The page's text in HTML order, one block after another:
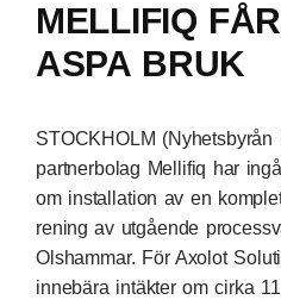
MELLIFIQ
ASPA BRUK
STOCKHOLM
partnerbolag Mellifiq har
om installation av en
rening av utgående
Olshammar. För Axolot
innebära intäkter om cirka